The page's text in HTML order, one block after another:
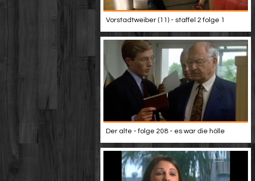
Vorstadtweiber (11) - staffel 2 folge 1
Der alte - folge 208 - es war die hölle